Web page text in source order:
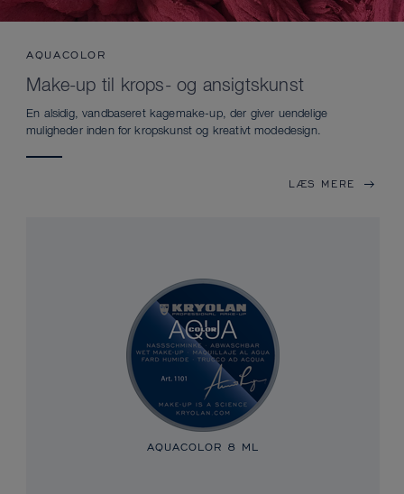
AQUACOLOR
Make-up til krops- og ansigtskunst
En alsidig, vandbaseret kagemake-up, der giver uendelige
muligheder inden for kropskunst og kreativt modedesign.
LÆS MERE
AQUACOLOR 8 ML